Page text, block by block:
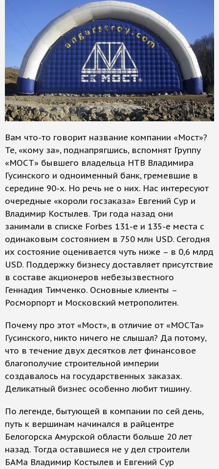
Вам что-то говорит название компании «Мост»?
Те, «кому за», поднапрягшись, вспомнят Группу
«МОСТ» бывшего владельца НТВ Владимира
Гусинского и одноименный банк, гремевшие в
середине 90-х. Но речь не о них. Нас интересуют
очередные «короли госзаказа» Евгений Сур и
Владимир Костылев. Три года назад они
занимали в списке Forbes 131-е и 135-е места с
одинаковым состоянием в 750 млн USD. Сегодня
их состояние оценивается чуть ниже – в 0,6 млрд
USD. Поддержку бизнесу доставляет присутствие
в составе акционеров небезызвестного
Геннадия Тимченко. Основные клиенты –
Росморпорт и Московский метрополитен.
Почему про этот «Мост», в отличие от «МОСТа»
Гусинского, никто ничего не слышал? Да потому,
что в течение двух десятков лет финансовое
благополучие строительной империи
создавалось на государственных заказах.
Деликатный бизнес особенно любит тишину.
По легенде, бытующей в компании по сей день,
путь к вершинам начинался в райцентре
Белогорска Амурской области больше 20 лет
назад. Тогда оставшиеся не у дел строители
БАМа Владимир Костылев и Евгений Сур